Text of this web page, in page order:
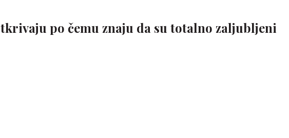
po čemu znaju da su totalno zaljubljeni